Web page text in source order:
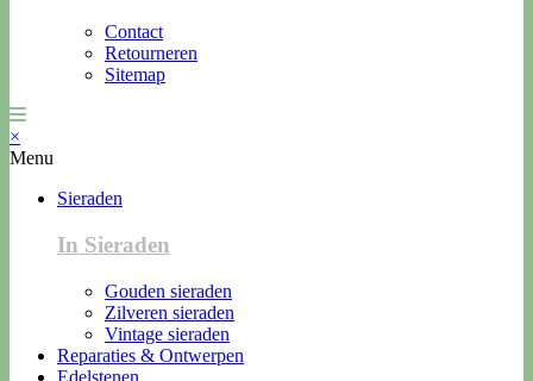
Contact
Retourneren
Sitemap
×
Menu
Sieraden
In Sieraden
Gouden sieraden
Zilveren sieraden
Vintage sieraden
Reparaties & Ontwerpen
Edelstenen